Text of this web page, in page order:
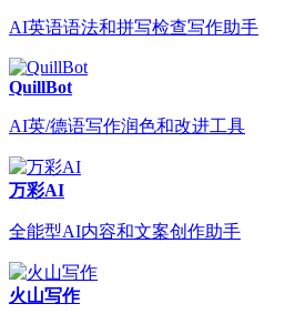
AI英语语法和拼写检查写作助手
QuillBot
AI英/德语写作润色和改进工具
万彩AI
全能型AI内容和文案创作助手
火山写作